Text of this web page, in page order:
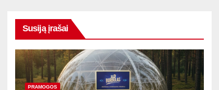
Susiją įrašai
PRAMOGOS